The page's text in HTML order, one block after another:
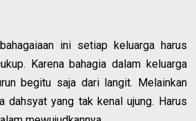
ini setiap keluarga harus
Karena bahagia dalam keluarga
begitu saja dari langit. Melainkan
dahsyat yang tak kenal ujung. Harus